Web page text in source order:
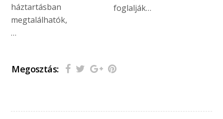
háztartásban
megtalálhatók,
…
foglalják…
Megosztás: